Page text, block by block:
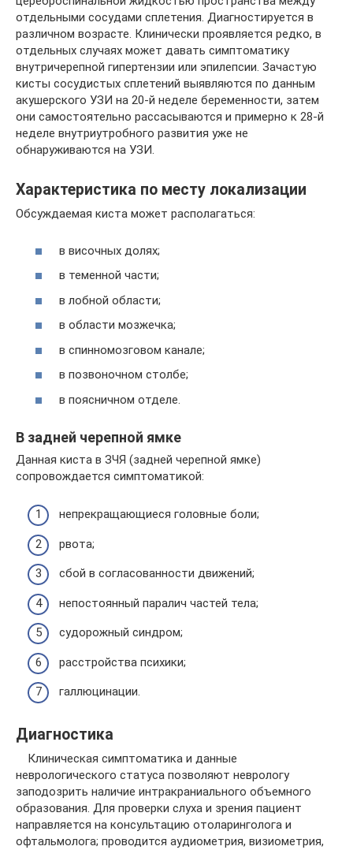
отдельными сосудами сплетения. Диагностируется в
различном возрасте. Клинически проявляется редко, в
отдельных случаях может давать симптоматику
внутричерепной гипертензии или эпилепсии. Зачастую
кисты сосудистых сплетений выявляются по данным
акушерского УЗИ на 20-й неделе беременности, затем
они самостоятельно рассасываются и примерно к 28-й
неделе внутриутробного развития уже не
обнаруживаются на УЗИ.
Характеристика по месту локализации
Обсуждаемая киста может располагаться:
в височных долях;
в теменной части;
в лобной области;
в области мозжечка;
в спинномозговом канале;
в позвоночном столбе;
в поясничном отделе.
В задней черепной ямке
Данная киста в ЗЧЯ (задней черепной ямке)
сопровождается симптоматикой:
непрекращающиеся головные боли;
рвота;
сбой в согласованности движений;
непостоянный паралич частей тела;
судорожный синдром;
расстройства психики;
галлюцинации.
Диагностика
Клиническая симптоматика и данные
неврологического статуса позволяют неврологу
заподозрить наличие интракраниального объемного
образования. Для проверки слуха и зрения пациент
направляется на консультацию отоларинголога и
офтальмолога; проводится аудиометрия, визиометрия,